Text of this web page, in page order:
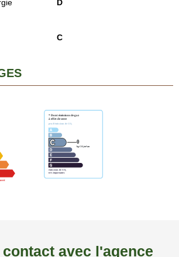
D
C
avec l'agence